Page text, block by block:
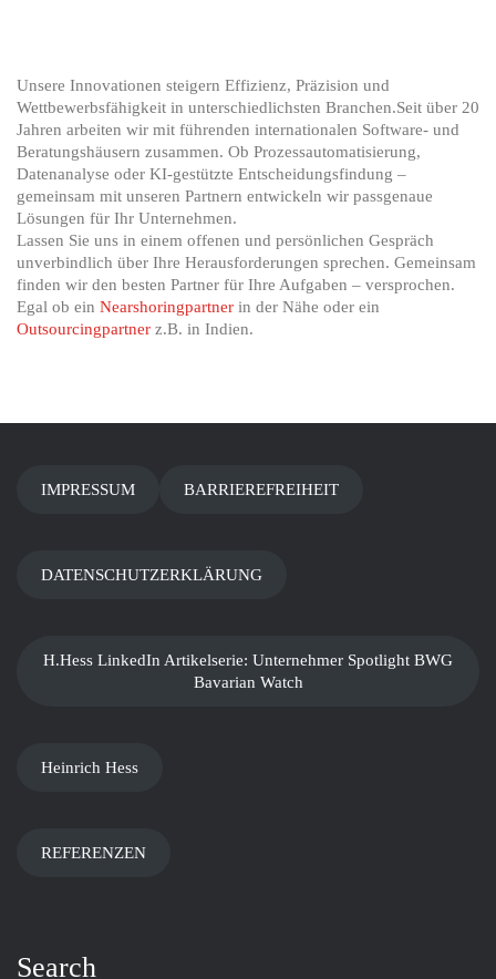
Unsere Innovationen steigern Effizienz, Präzision und
Wettbewerbsfähigkeit in unterschiedlichsten Branchen.Seit über 20
Jahren arbeiten wir mit führenden internationalen Software- und
Beratungshäusern zusammen. Ob Prozessautomatisierung,
Datenanalyse oder KI-gestützte Entscheidungsfindung –
gemeinsam mit unseren Partnern entwickeln wir passgenaue
Lösungen für Ihr Unternehmen.
Lassen Sie uns in einem offenen und persönlichen Gespräch
unverbindlich über Ihre Herausforderungen sprechen. Gemeinsam
finden wir den besten Partner für Ihre Aufgaben – versprochen.
Egal ob ein Nearshoringpartner in der Nähe oder ein
Outsourcingpartner z.B. in Indien.
IMPRESSUM BARRIEREFREIHEIT
DATENSCHUTZERKLÄRUNG
H.Hess LinkedIn Artikelserie: Unternehmer Spotlight BWG
Bavarian Watch
Heinrich Hess
REFERENZEN
Search